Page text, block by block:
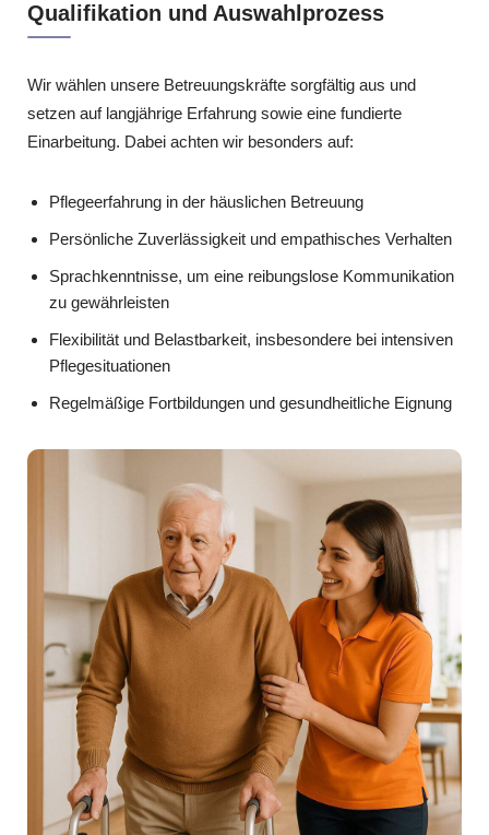
Qualifikation und Auswahlprozess
Wir wählen unsere Betreuungskräfte sorgfältig aus und
setzen auf langjährige Erfahrung sowie eine fundierte
Einarbeitung. Dabei achten wir besonders auf:
Pflegeerfahrung in der häuslichen Betreuung
Persönliche Zuverlässigkeit und empathisches Verhalten
Sprachkenntnisse, um eine reibungslose Kommunikation
zu gewährleisten
Flexibilität und Belastbarkeit, insbesondere bei intensiven
Pflegesituationen
Regelmäßige Fortbildungen und gesundheitliche Eignung